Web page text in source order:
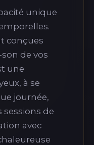
unique
conçues
de vos
une
à se
journée,
sessions de
avec